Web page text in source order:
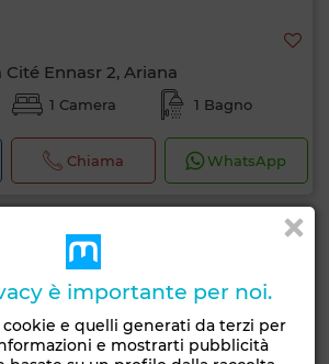
Ennasr 2, Ariana
1 Camera 1 Bagno
Chiama WhatsApp
è importante per noi.
cookie e quelli generati da terzi per
e mostrarti pubblicità